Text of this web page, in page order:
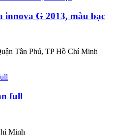
innova G 2013, màu bạc
Tân Phú, TP Hồ Chí Minh
full
Minh